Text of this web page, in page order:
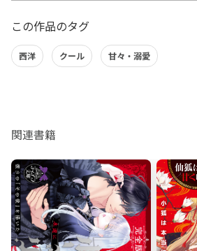
この作品のタグ
西洋 クール 甘々・溺愛
関連書籍